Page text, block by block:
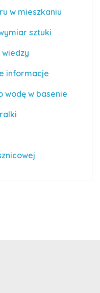
w mieszkaniu
sztuki
informacje
wodę w basenie